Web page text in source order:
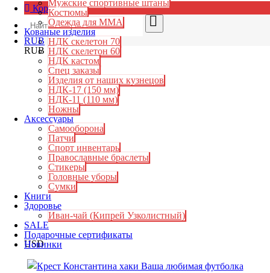
Корзина:0₽
RUB
RUB
USD
Мужские спортивные штаны
Костюмы
Одежда для ММА
Кованые изделия
НДК скелетон 70
НДК скелетон 60
НДК кастом
Спец заказы
Изделия от наших кузнецов
НДК-17 (150 мм)
НДК-11 (110 мм)
Ножны
Аксессуары
Самооборона
Патчи
Спорт инвентарь
Православные браслеты
Стикеры
Головные уборы
Сумки
Книги
Здоровье
Иван-чай (Кипрей Узколистный)
SALE
Подарочные сертификаты
Новинки